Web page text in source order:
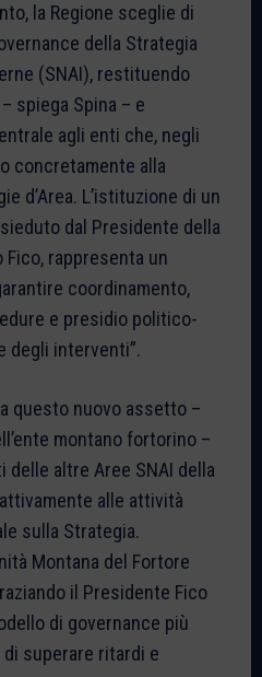
la Regione sceglie di
della Strategia
(SNAI), restituendo
spiega Spina – e
agli enti che, negli
concretamente alla
d’Area. L’istituzione di un
dal Presidente della
Fico, rappresenta un
coordinamento,
e presidio politico-
degli interventi”.
questo nuovo assetto –
montano fortorino –
altre Aree SNAI della
alle attività
sulla Strategia.
Montana del Fortore
il Presidente Fico
di governance più
superare ritardi e